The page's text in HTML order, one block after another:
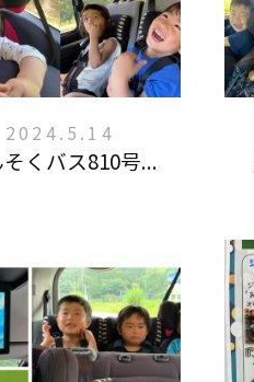
2024.5.14
そくバス810号...